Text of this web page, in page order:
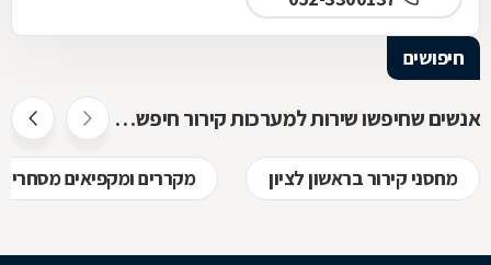
חיפושים
אנשים שחיפשו שירות למערכות קירור חיפשו גם
מחסני קירור בראשון לציון מקררים ומקפיאים